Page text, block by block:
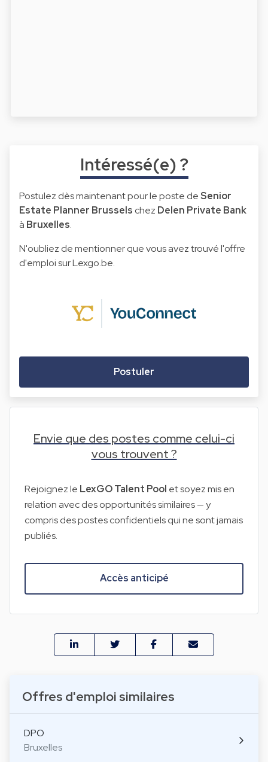
Offres d'emploi similaires
DPO
Bruxelles
Intéressé(e) ?
Postulez dès maintenant pour le poste deSenior
Estate Planner Brussels chez Delen Private Bank
à Bruxelles.
N'oubliez de mentionner que vous avez trouvé l'offre
d'emploi sur Lexgo.be.
Postuler
Envie que des postes comme celui-ci
vous trouvent ?
Rejoignez le LexGO Talent Pool et soyez mis en
relation avec des opportunités similaires — y
compris des postes confidentiels qui ne sont jamais
publiés.
Accès anticipé